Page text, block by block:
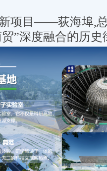
项目——荻海埠,
”深度融合的历